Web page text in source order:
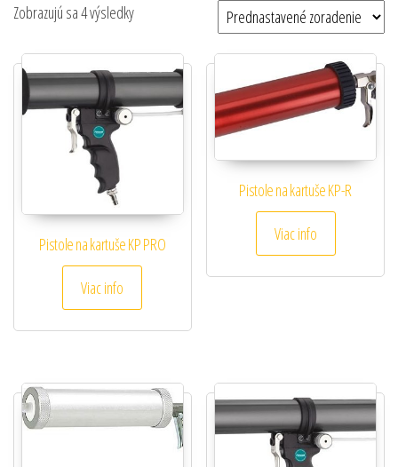
Zobrazujú sa 4 výsledky
Pistole na kartuše KP PRO
Viac info
Pistole na kartuše KP-R
Viac info